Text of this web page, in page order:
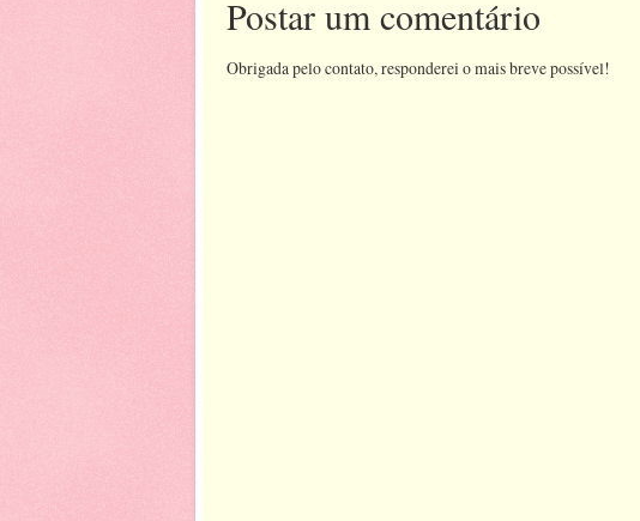
Postar um comentário
Obrigada pelo contato, responderei o mais breve possível!